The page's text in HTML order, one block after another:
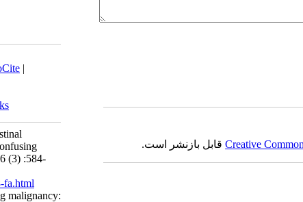
|
(3) :584-
fa.html
malignancy:
Creativeقابل بازنشر است.